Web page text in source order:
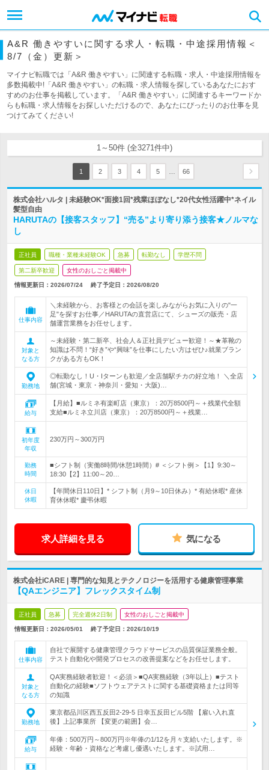
A&R 働きやすいに関する求人・転職・中途採用情報＜
8/7（金）更新＞
マイナビ転職では「A&R 働きやすい」に関連する転職・求人・中途採用情報を
多数掲載中!「A&R 働きやすい」の転職・求人情報を探しているあなたにおす
すめのお仕事を掲載しています。「A&R 働きやすい」に関連するキーワードか
らも転職・求人情報をお探しいただけるので、あなたにぴったりのお仕事を見
つけてみてください!
1～50件 (全3271件中)
1 2 3 4 5 66
株式会社ハルタ | 未経験OK*面接1回*残業ほぼなし*20代女性活躍中*ネイル
髪型自由
HARUTAの【接客スタッフ】“売る”より寄り添う接客★ノルマな
し
正社員 職種・業種未経験OK 急募 転勤なし 学歴不問
第二新卒歓迎 女性のおしごと掲載中
情報更新日：2026/07/24 終了予定日： 2026/08/20
仕事内容
＼未経験から、お客様との会話を楽しみながらお気に入りの"一
足"を探すお仕事／HARUTAの直営店にて、シューズの販売・店
舗運営業務をお任せします。
対象と
なる方
～未経験・第二新卒、社会人＆正社員デビュー歓迎！～★革靴の
知識は不問！“好き”や“興味”を仕事にしたい方はぜひ♪就業ブラン
クがある方もOK！
勤務地
◎転勤なし！U・Iターンも歓迎／全店舗駅チカの好立地！ ＼全店
舗(宮城・東京・神奈川・愛知・大阪)…
給与
【月給】■ルミネ有楽町店（東京）：20万8500円～＋残業代全額
支給■ルミネ立川店（東京）：20万8500円～＋残業…
初年度
年収
230万円～300万円
勤務
時間
■シフト制（実働8時間/休憩1時間）# ＜シフト例＞【1】9:30～
18:30【2】11:00～20…
休日
休暇
【年間休日110日】* シフト制（月9～10日休み）* 有給休暇* 産休
育休休暇* 慶弔休暇
求人詳細を見る 気になる
株式会社iCARE | 専門的な知見とテクノロジーを活用する健康管理事業
【QAエンジニア】フレックスタイム制
正社員 急募 完全週休2日制 女性のおしごと掲載中
情報更新日：2026/05/01 終了予定日： 2026/10/19
仕事内容
自社で展開する健康管理クラウドサービスの品質保証業務全般。
テスト自動化や開発プロセスの改善提案などをお任せします。
対象と
なる方
QA実務経験者歓迎！＜必須＞■QA実務経験（3年以上）■テスト
自動化の経験■ソフトウェアテストに関する基礎資格または同等
の知識
勤務地
東京都品川区西五反田2-29-5 日幸五反田ビル5階 【雇い入れ直
後】上記事業所 【変更の範囲】会…
給与
年俸：500万円～800万円※年俸の1/12を月々支給いたします。※
経験・年齢・資格など考慮し優遇いたします。※試用…